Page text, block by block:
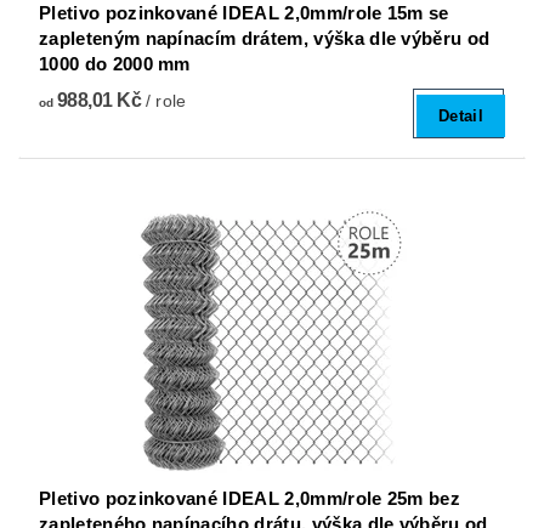
Pletivo pozinkované IDEAL 2,0mm/role 15m se
zapleteným napínacím drátem, výška dle výběru od
1000 do 2000 mm
od988,01 Kč/ role
Detail
Pletivo pozinkované IDEAL 2,0mm/role 25m bez
zapleteného napínacího drátu, výška dle výběru od